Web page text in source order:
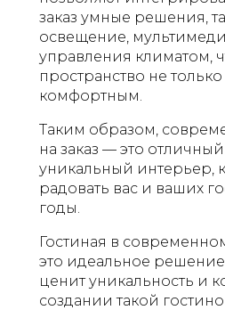
заказ умные решения,
освещение,
управления климатом,
пространство не
комфортным.
Таким образом,
на заказ — это
уникальный интерьер,
радовать вас и ваших
годы.
Гостиная в
это идеальное решение
ценит уникальность и
создании такой